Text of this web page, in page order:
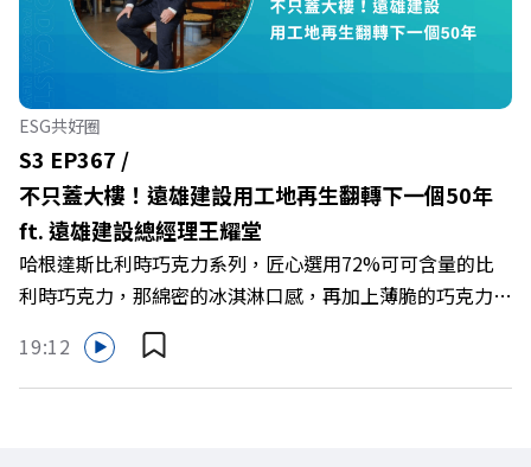
到遠見資深主編廖君雅，帶你解析這場台灣史上最大規模的
財富版圖重組。 🔺資產管理大躍進！台灣憑什麼挑戰亞太
金融重鎮？ 🔺不只是口號！主動式ETF與被動平衡型ETF如
何引爆市場？ 🔺打破「富不過三代」魔咒，如何靠信託鬆
綁落實百年傳承？ 🔺高雄專區滿一週年！如何打造在地財
富生態系？ 主持人／遠見雜誌總編輯 林讓均 與談人／遠見
雜誌資深主編 廖君雅 +++++ 💰更多專題導覽
>>https://www.gvm.com.tw/topic/2355 🫧清除腦袋的盲
點，也順手理清生活的雜亂。 點開看質感養成術>>
https://gvmkt.pse.is/9al3px ✨關注《遠見》更多的社群：
LINE：https://reurl.cc/A4ELQp IG：
https://bit.ly/3AjBWNV YT：https://bit.ly/38jNi9k
ESG共好圈
S3 EP367 /
不只蓋大樓！遠雄建設用工地再生翻轉下一個50年
ft. 遠雄建設總經理王耀堂
哈根達斯比利時巧克力系列，匠心選用72%可可含量的比
利時巧克力，那綿密的冰淇淋口感，再加上薄脆的巧克力脆
片，苦甜交織，完美呈現黑巧克力的濃郁香醇，是專屬成熟
大人系的奢華風味。 https://fstry.pse.is/9byecv —— 以上
為 Firstory Podcast 廣告 —— 在氣候變遷、淨零轉型與高
19:12